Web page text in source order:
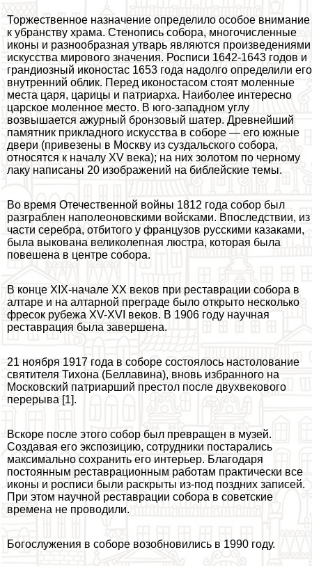
Торжественное назначение определило особое внимание
к убранству храма. Стенопись собора, многочисленные
иконы и разнообразная утварь являются произведениями
искусства мирового значения. Росписи 1642-1643 годов и
грандиозный иконостас 1653 года надолго определили его
внутренний облик. Перед иконостасом стоят моленные
места царя, царицы и патриарха. Наиболее интересно
царское моленное место. В юго-западном углу
возвышается ажурный бронзовый шатер. Древнейший
памятник прикладного искусства в соборе — его южные
двери (привезены в Москву из суздальского собора,
относятся к началу XV века); на них золотом по черному
лаку написаны 20 изображений на библейские темы.
Во время Отечественной войны 1812 года собор был
разграблен наполеоновскими войсками. Впоследствии, из
части серебра, отбитого у французов русскими казаками,
была выкована великолепная люстра, которая была
повешена в центре собора.
В конце XIX-начале XX веков при реставрации собора в
алтаре и на алтарной преграде было открыто несколько
фресок рубежа XV-XVI веков. В 1906 году научная
реставрация была завершена.
21 ноября 1917 года в соборе состоялось настолование
святителя Тихона (Беллавина), вновь избранного на
Московский патриарший престол после двухвекового
перерыва [1].
Вскоре после этого собор был превращен в музей.
Создавая его экспозицию, сотрудники постарались
максимально сохранить его интерьер. Благодаря
постоянным реставрационным работам пpaктически все
иконы и росписи были раскрыты из-под поздних записей.
При этом научной реставрации собора в советские
времена не проводили.
Богослужения в соборе возобновились в 1990 году.